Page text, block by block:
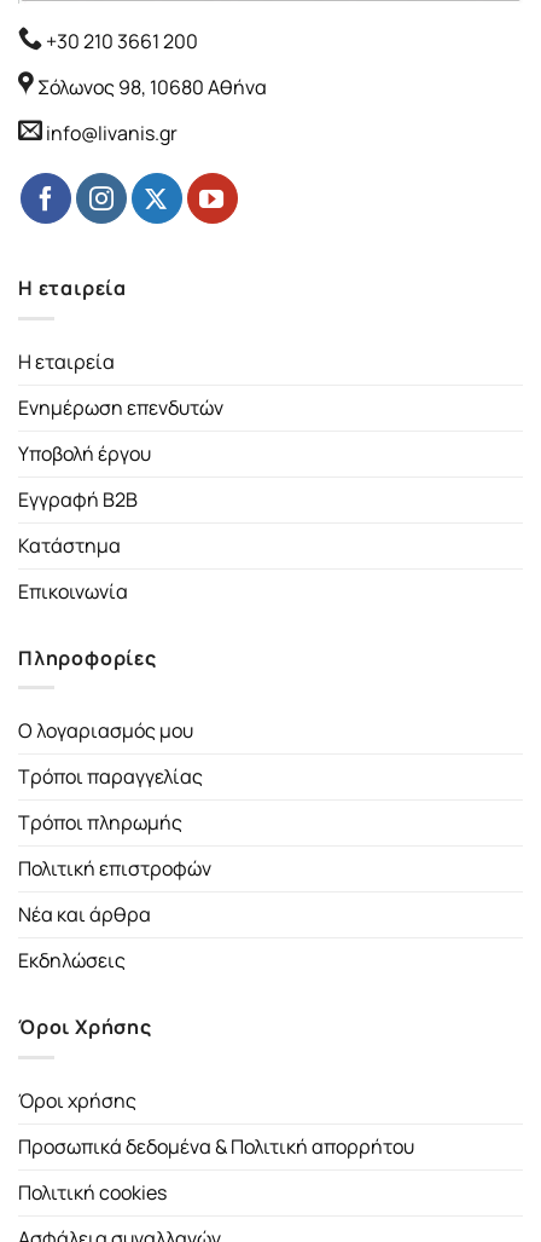
+30 210 3661 200
Σόλωνος 98, 10680 Αθήνα
info@livanis.gr
Η εταιρεία
Η εταιρεία
Ενημέρωση επενδυτών
Υποβολή έργου
Εγγραφή B2B
Κατάστημα
Επικοινωνία
Πληροφορίες
Ο λογαριασμός μου
Τρόποι παραγγελίας
Τρόποι πληρωμής
Πολιτική επιστροφών
Νέα και άρθρα
Εκδηλώσεις
Όροι Χρήσης
Όροι χρήσης
Προσωπικά δεδομένα & Πολιτική απορρήτου
Πολιτική cookies